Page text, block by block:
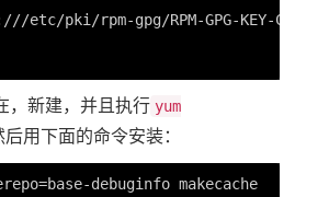
etc/pki/rpm-gpg/RPM-GPG-KEY-
，新建，并且执行 yum
后用下面的命令安装：
debuginfo makecache